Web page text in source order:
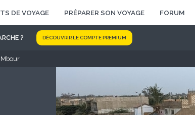
DE VOYAGE PRÉPARER SON VOYAGE FORUM
? DÉCOUVRIR LE COMPTE PREMIUM